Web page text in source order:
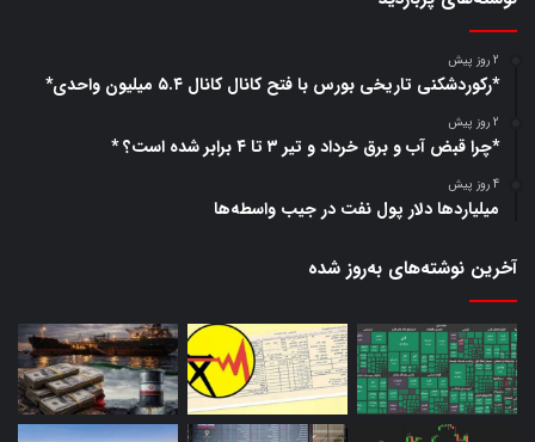
2 روز پیش
*رکوردشکنی تاریخی بورس با فتح کانال کانال ۵.۴ میلیون واحدی*
2 روز پیش
*چرا قبض آب و برق خرداد و تیر ۳ تا ۴ برابر شده است؟ *
4 روز پیش
میلیاردها دلار پول نفت در جیب واسطه‌ها
آخرین نوشته‌های‌ به‌روز شده